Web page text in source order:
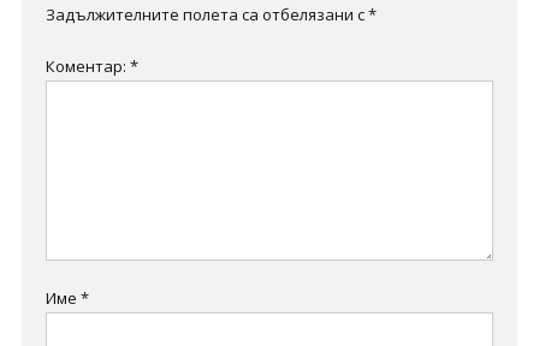
Задължителните полета са отбелязани с*
Коментар: *
Име *